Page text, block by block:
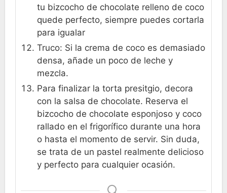
tu bizcocho de chocolate relleno de coco
quede perfecto, siempre puedes cortarla
para igualar
Truco: Si la crema de coco es demasiado
densa, añade un poco de leche y
mezcla.
Para finalizar la torta presitgio, decora
con la salsa de chocolate. Reserva el
bizcocho de chocolate esponjoso y coco
rallado en el frigorífico durante una hora
o hasta el momento de servir. Sin duda,
se trata de un pastel realmente delicioso
y perfecto para cualquier ocasión.